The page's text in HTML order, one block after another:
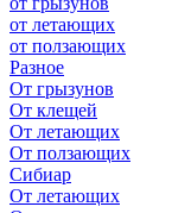
от летающих
от ползающих
Разное
От грызунов
От клещей
От летающих
От ползающих
Сибиар
От летающих